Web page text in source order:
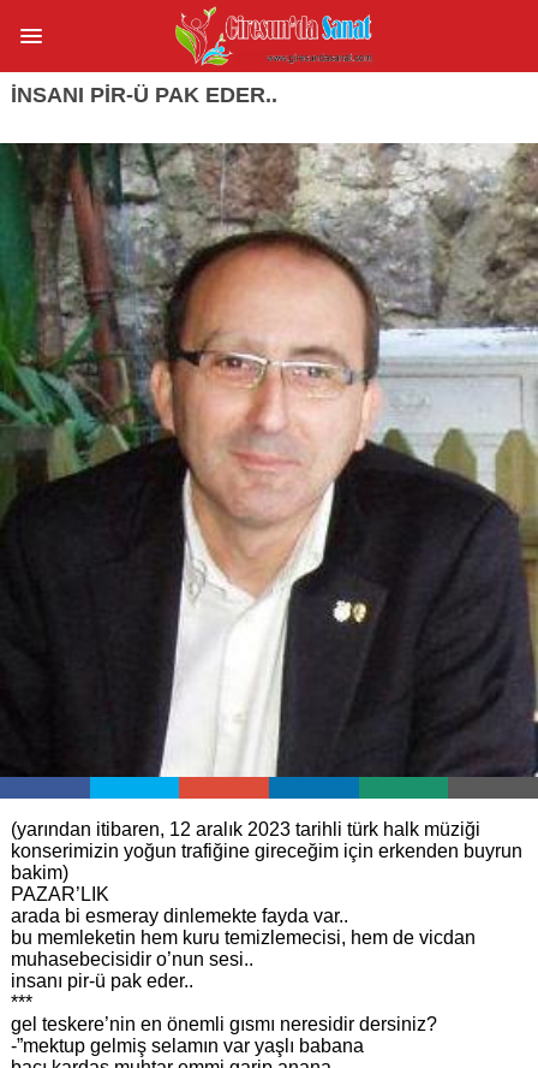
INSANI PIR-Ü PAK EDER..
(yarından itibaren, 12 aralık 2023 tarihli türk halk müziği
konserimizin yoğun trafiğine gireceğim için erkenden buyrun
bakim)
PAZAR’LIK
arada bi esmeray dinlemekte fayda var..
bu memleketin hem kuru temizlemecisi, hem de vicdan
muhasebecisidir o’nun sesi..
insanı pir-ü pak eder..
***
gel teskere’nin en önemli gısmı neresidir dersiniz?
-”mektup gelmiş selamın var yaşlı babana